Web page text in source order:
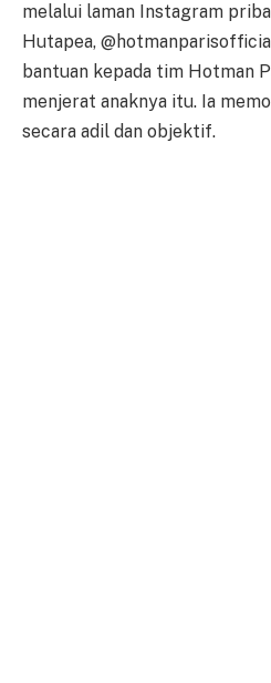
melalui laman Instagram
Hutapea,
bantuan kepada tim Hotman
menjerat anaknya itu. Ia
secara adil dan objektif.